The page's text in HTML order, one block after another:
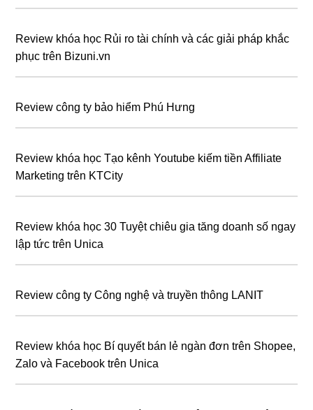
Review khóa học Rủi ro tài chính và các giải pháp khắc
phục trên Bizuni.vn
Review công ty bảo hiểm Phú Hưng
Review khóa học Tạo kênh Youtube kiếm tiền Affiliate
Marketing trên KTCity
Review khóa học 30 Tuyệt chiêu gia tăng doanh số ngay
lập tức trên Unica
Review công ty Công nghệ và truyền thông LANIT
Review khóa học Bí quyết bán lẻ ngàn đơn trên Shopee,
Zalo và Facebook trên Unica